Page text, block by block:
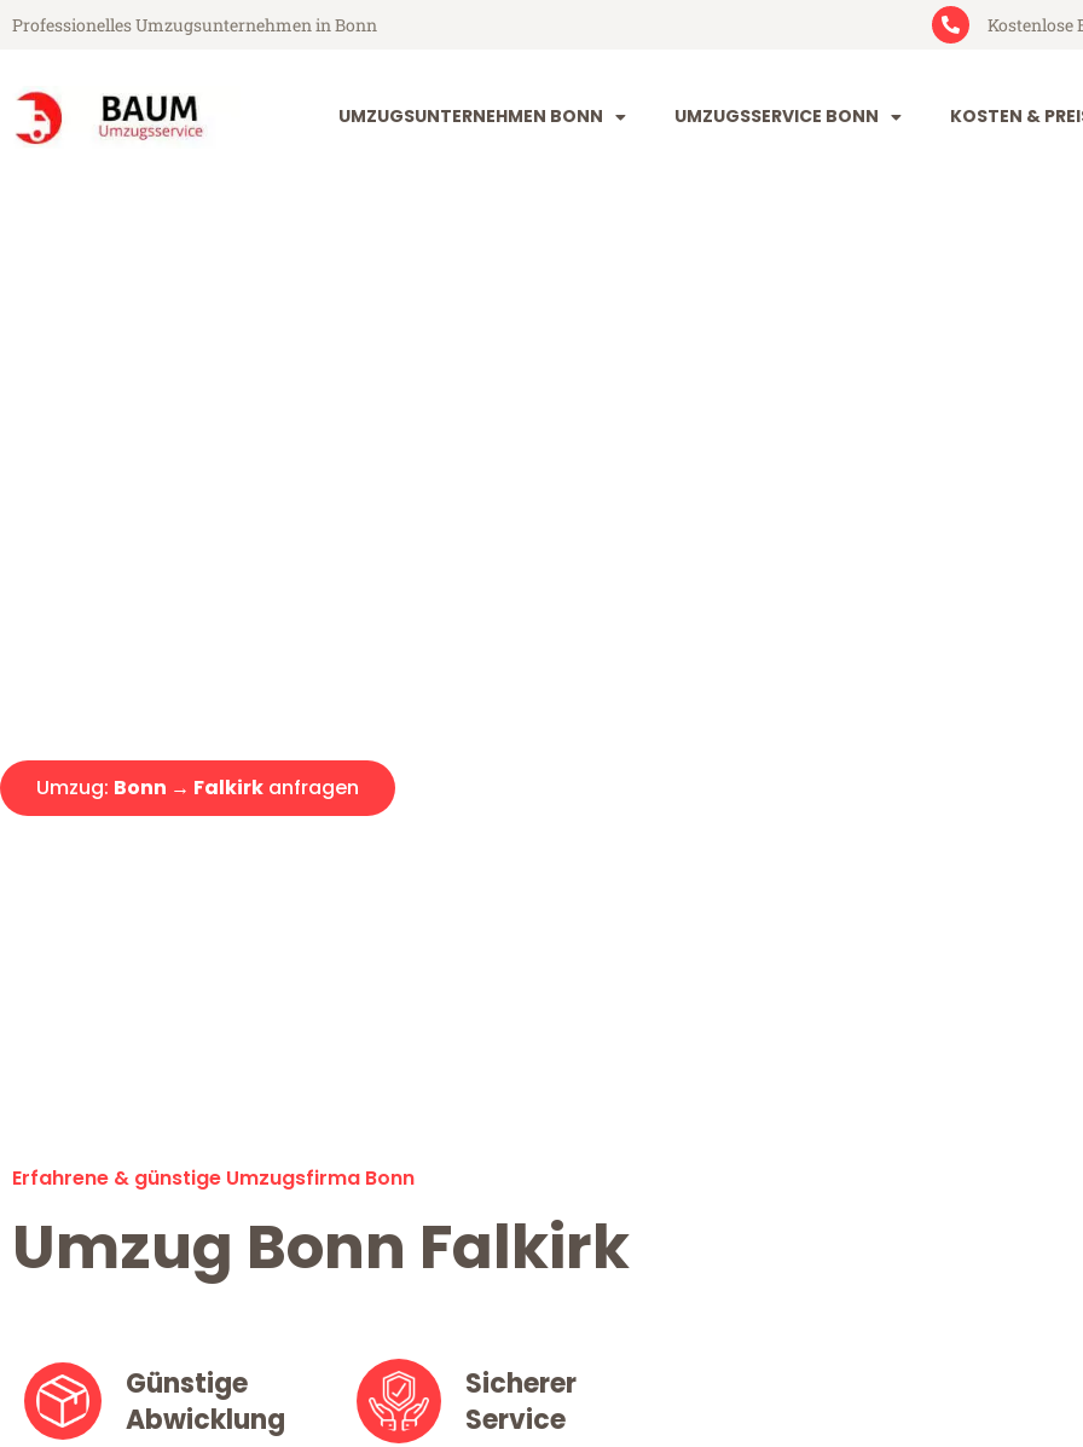
Professionelles Umzugsunternehmen in Bonn Kostenlose
UMZUGSUNTERNEHMEN BONN UMZUGSSERVICE BONN KOSTEN &
Umzug: Bonn → Falkirk anfragen
Erfahrene & günstige Umzugsfirma Bonn
Umzug Bonn Falkirk
Günstige
Abwicklung
Sicherer
Service